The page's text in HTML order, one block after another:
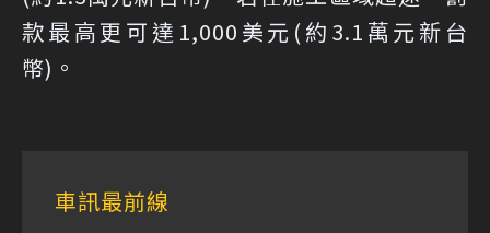
款最高更可達1,000美元(約3.1萬元新台
幣)。
車訊最前線